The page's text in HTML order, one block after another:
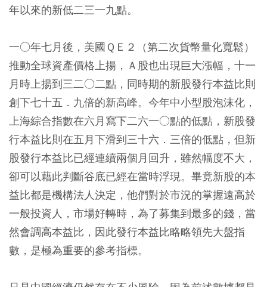
年以來的新低二三一九點。
一○年七月後，美國ＱＥ２（第二次貨幣量化寬鬆）
推動全球資產價格上揚，Ａ股也出現巨大漲幅，十一
月時上揚到三二○二點，同時期的新股發行本益比則
創下七十五．九倍的新高峰。今年中小型股泡沫化，
上海綜合指數在六月寫下二六一○點的低點，新股發
行本益比則在五月下滑到三十六．三倍的低點，但新
股發行本益比已經連續兩個月回升，雖然幅度不大，
卻可以藉此判斷谷底已經在當時浮現。畢竟新股的本
益比都是機構法人決定，他們對於市況的掌握遠高於
一般投資人，市場好轉時，為了募集到最多的錢，當
然會調高本益比，因此發行本益比略略領先大盤指
數，是極為重要的參考指標。